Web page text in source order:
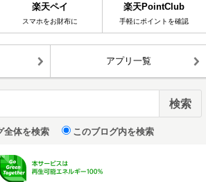
楽天ペイ
スマホをお財布に
楽天PointClub
手軽にポイントを確認
アプリ一覧
全体を検索 このブログ内を検索